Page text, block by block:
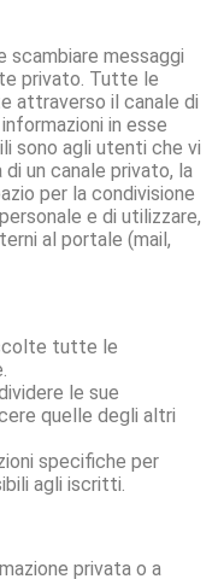
scambiare messaggi
privato. Tutte le
attraverso il canale di
in esse
sono agli utenti che vi
un canale privato, la
per la condivisione
e di utilizzare,
al portale (mail,
tutte le
le sue
quelle degli altri
specifiche per
agli iscritti.
privata o a